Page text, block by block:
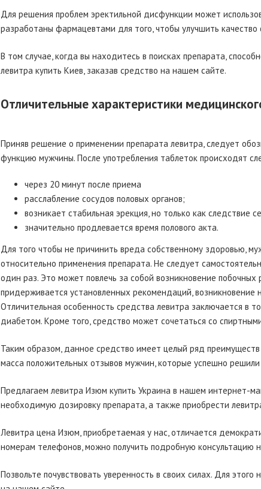
Для решения проблем эректильной дисфункции может
разработаны фармацевтами для того, чтобы улучшить
В том случае, когда вы находитесь в поисках препарата,
левитра купить Киев, заказав средство на нашем сайте.
Отличительные характеристики
Приняв решение о применении препарата левитра, следует
функцию мужчины. После употребления таблеток происходят
через 20 минут после приема
расслабление сосудов половых органов;
возникает стабильная эрекция, но только как следствие
значительно продлевается время полового акта.
Для того чтобы не причинить вреда собственному здоровью,
относительно применения препарата. Не следует
один раз. Это может повлечь за собой возникновение побочных
придерживается установленных рекомендаций, возникновение
Отличительная особенность средства левитра заключается в
диабетом. Кроме того, средство может сочетаться со
Таким образом, данное средство имеет целый ряд
масса положительных отзывов мужчин, которые успешно
Предлагаем левитра Изюм купить Украина в нашем интернет-
необходимую дозировку препарата, а также приобрести
Левитра цена Изюм, приобретаемая у нас, отличается
номерам телефонов, можно получить подробную консультацию
Позвольте почувствовать уверенность в своих силах. Для